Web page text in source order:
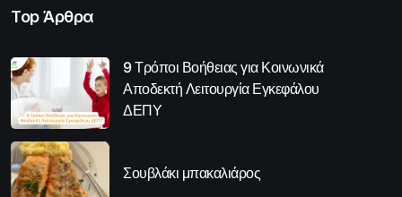
Top Άρθρα
9 Τρόποι Βοήθειας για Κοινωνικά
Αποδεκτή Λειτουργία Εγκεφάλου
ΔΕΠΥ
Σουβλάκι μπακαλιάρος